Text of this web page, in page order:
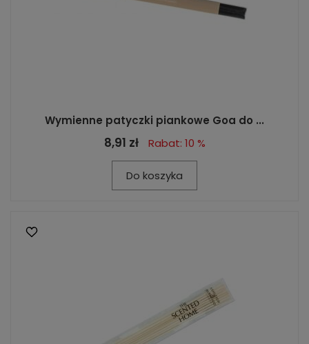
Wymienne patyczki piankowe Goa do ...
8,91 zł Rabat: 10 %
Do koszyka